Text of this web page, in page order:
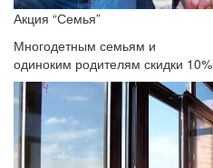
Акция “Семья”
Многодетным семьям и
одиноким родителям скидки 10%